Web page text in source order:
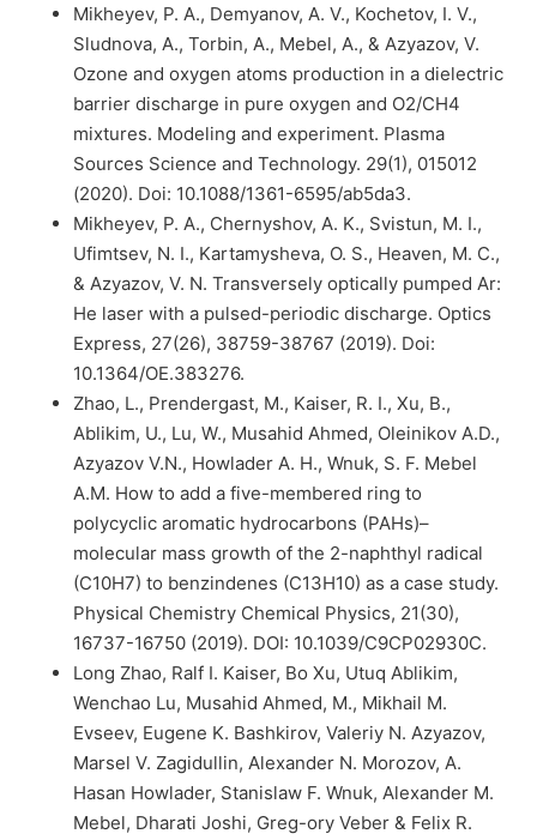
Mikheyev, P. A., Demyanov, A. V., Kochetov, I. V.,
Sludnova, A., Torbin, A., Mebel, A., & Azyazov, V.
Ozone and oxygen atoms production in a dielectric
barrier discharge in pure oxygen and O2/CH4
mixtures. Modeling and experiment. Plasma
Sources Science and Technology. 29(1), 015012
(2020). Doi: 10.1088/1361-6595/ab5da3.
Mikheyev, P. A., Chernyshov, A. K., Svistun, M. I.,
Ufimtsev, N. I., Kartamysheva, O. S., Heaven, M. C.,
& Azyazov, V. N. Transversely optically pumped Ar:
He laser with a pulsed-periodic discharge. Optics
Express, 27(26), 38759-38767 (2019). Doi:
10.1364/OE.383276.
Zhao, L., Prendergast, M., Kaiser, R. I., Xu, B.,
Ablikim, U., Lu, W., Musahid Ahmed, Oleinikov A.D.,
Azyazov V.N., Howlader A. H., Wnuk, S. F. Mebel
A.M. How to add a five-membered ring to
polycyclic aromatic hydrocarbons (PAHs)–
molecular mass growth of the 2-naphthyl radical
(C10H7) to benzindenes (C13H10) as a case study.
Physical Chemistry Chemical Physics, 21(30),
16737-16750 (2019). DOI: 10.1039/C9CP02930C.
Long Zhao, Ralf I. Kaiser, Bo Xu, Utuq Ablikim,
Wenchao Lu, Musahid Ahmed, M., Mikhail M.
Evseev, Eugene K. Bashkirov, Valeriy N. Azyazov,
Marsel V. Zagidullin, Alexander N. Morozov, A.
Hasan Howlader, Stanislaw F. Wnuk, Alexander M.
Mebel, Dharati Joshi, Greg-ory Veber & Felix R.